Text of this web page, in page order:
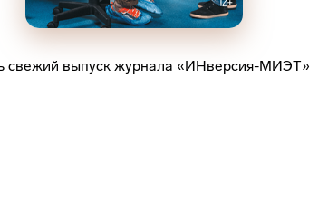
свежий выпуск журнала «ИНверсия-МИЭТ»